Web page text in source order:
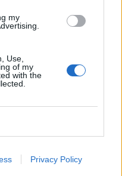
my
Use,
of my
with the
Privacy Policy
ruhái